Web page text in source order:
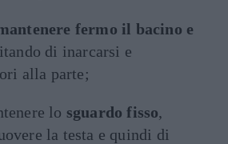
fermo il bacino e
di inarcarsi e
alla parte;
lo sguardo fisso,
la testa e quindi di